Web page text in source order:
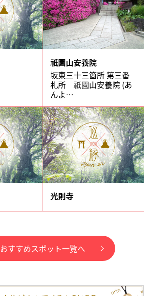
祇園山安養院
坂東三十三箇所 第三番
札所 祇園山安養院 (あ
んよ…
光則寺
おすすめスポット一覧へ